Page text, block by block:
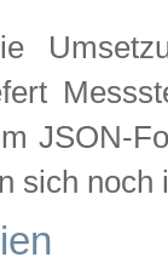
JSON-
sich noch